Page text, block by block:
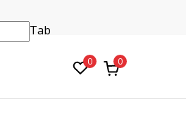
prodavnici po vašem
Tab
0 0